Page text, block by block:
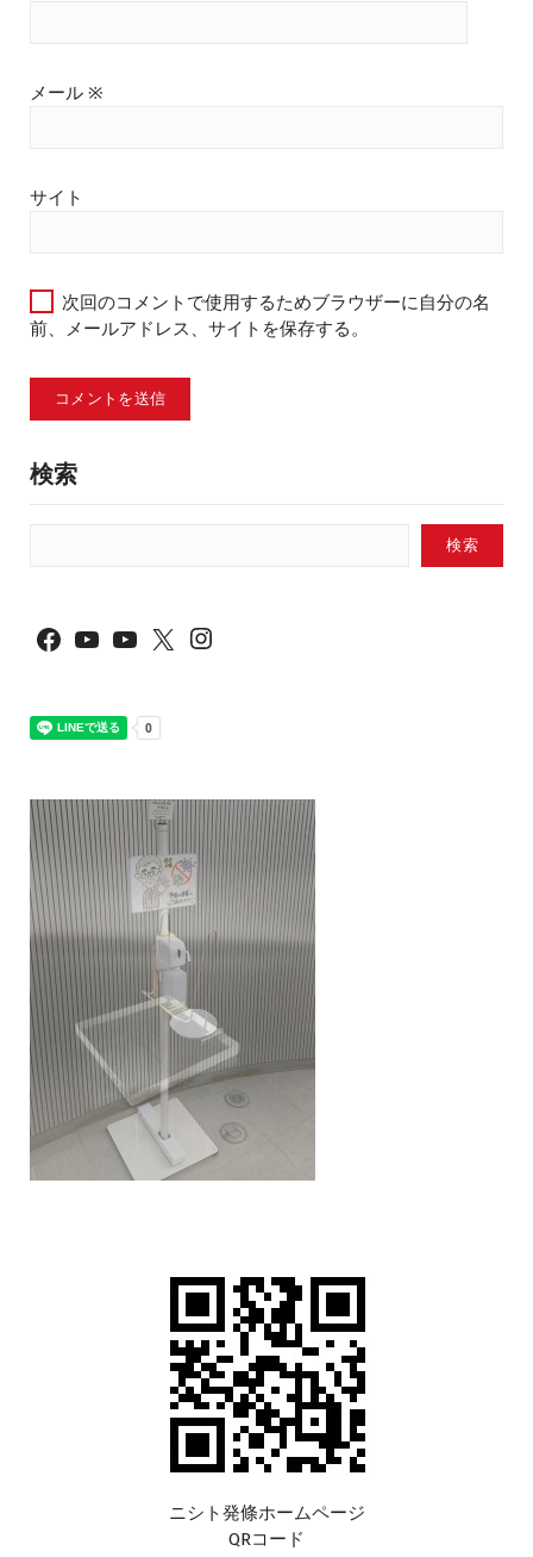
メール ※
サイト
次回のコメントで使用するためブラウザーに自分の名
前、メールアドレス、サイトを保存する。
検索
検索
YouTube YouTube X
ニシト発條ホームページ
QRコード